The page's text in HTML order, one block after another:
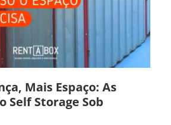
Mais Espaço: As
Self Storage Sob